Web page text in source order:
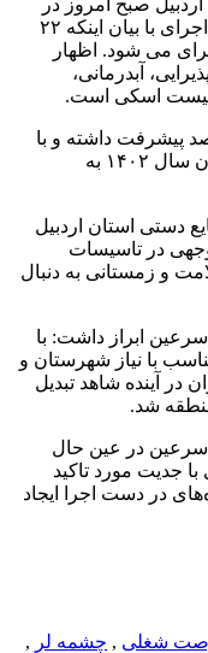
صبح امروز در
بازدید از پروژه‌های سرمایه‌گذاری در حال اجرای با بیان اینکه ۲۲
می شود. اظهار
آبدرمانی،
پیست اسکی است.
مجموع پروژه‌ها از ۱۰ تا ۹۰ درصد پیشرفت داشته و با
توجه به قول مساعد سرمایه گذاران تا پایان سال ۱۴۰۲ به
دستی استان اردبیل
در تاسیسات
و زمستانی به دنبال
ابراز داشت: با
با نیاز شهرستان و
آینده شاهد تبدیل
شد.
سرعین در عین حال
جدیت مورد تاکید
در دست اجرا ایجاد
شغلی , چشمه لر ,